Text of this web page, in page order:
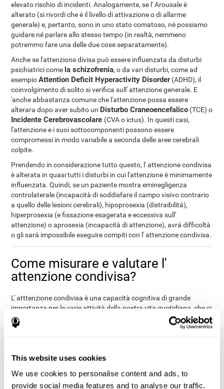
This website uses cookies
We use cookies to personalise content and ads, to
provide social media features and to analyse our traffic.
elevato rischio di incidenti. Analogamente, se l' Arousale è
alterato (si rivordi che é il livello di attivazione o di allarme
generale) e, pertanto, sono in uno stato comatoso, né possiamo
guidare né parlare allo stesso tempo (in realtà, nemmeno
potremmo fare una delle due cose separatamente).
Anche se l'attenzione divisa può essere influenzata da disturbi
psichiatrici come la schizofrenia, o da vari disturbi, come ad
esempioAttention Deficit Hyperactivity Disorder(ADHD), il
coinvolgimento di solito si verifica sull' attenzione generale. E
'anche abbastanza comune che l'attenzione possa essere
alterara dopo aver subito un Disturbo Craneoencefalico (TCE) o
Incidente Cerebrovascolare (CVA o ictus). In questi casi,
l'attenzione e i suoi sottocomponenti possono essere
compromessi in modo variabile a seconda delle aree cerebrali
colpite.
Prendendo in considerazione tutto questo, l' attenzione condivisa
è alterata in quasi tutti i disturbi in cui l'attenzione è minimamente
influenzata. Quindi, se un paziente mostra eminegligenza
controlaterale (incapacità di soddisfare il campo visivo contrario
a quello delle lesioni cerebrali), hipoprosexia (distraibilità),
hiperprosexia (e fissazione esagerata e eccessiva sull'
attenzione) o aprosexia (incapacità di attenzione), avrá difficoltà
o gli sará impossibile eseguire compiti con l' attenzione condivisa.
Come misurare e valutare l'
attenzione condivisa?
L' atttenzione condivisa è una capacità cognitiva di grande
importanza per le varie attività della nostra vita quotidiana, che ci
permette di essere più efficienti. Di eseguire correttamente
qualsiasi operazione che coinvolge più di una attivitá ercettiva,
Valutare i livelli attenzione condivisa può essere di uso pratico in
delle attivitá che realizzano (conducenti o trasportatori impiegati